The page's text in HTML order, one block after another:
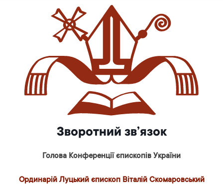
Зворотний зв’язок
Голова Конференції єпископів України
Ординарій Луцький єпископ Віталій Скомаровський